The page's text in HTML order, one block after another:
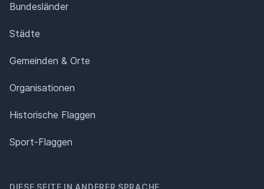
Bundesländer
Städte
Gemeinden & Orte
Organisationen
Historische Flaggen
Sport-Flaggen
DIESE SEITE IN ANDERER SPRACHE